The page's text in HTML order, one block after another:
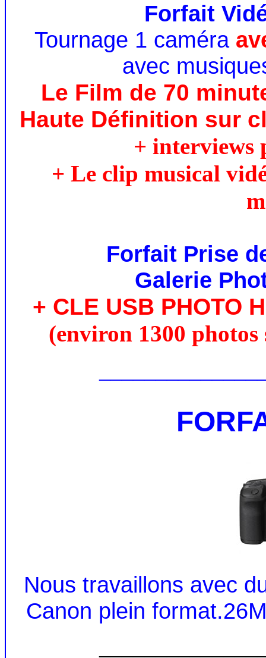
Forfait
Tournage 1 caméra
avec
Le Film de 70
Haute Définition sur
+ interviews
+ Le clip musical
Forfait Prise
Galerie
+ CLE USB PHOTO
(environ 1300 photos
Nous travaillons avec
Canon plein